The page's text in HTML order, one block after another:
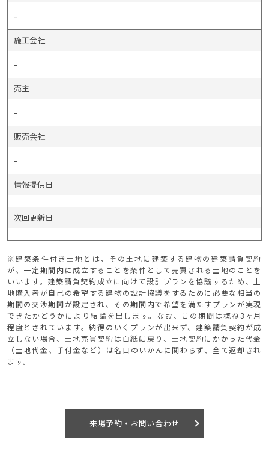
-
施工会社
-
売主
-
販売会社
-
情報提供日
次回更新日
※建築条件付き土地とは、その土地に建築する建物の建築請負契約
が、一定期間内に成立することを条件として売買される土地のことを
いいます。建築請負契約成立に向けて設計プランを協議するため、土
地購入者が自己の希望する建物の設計協議をするために必要な相当の
期間の交渉期間が設定され、その期間内で希望を満たすプランが実現
できたかどうかにより結論を出します。なお、この期間は概ね3ヶ月
程度とされています。納得のいくプランが出来ず、建築請負契約が成
立しない場合、土地売買契約は白紙に戻り、土地契約にかかった代金
（土地代金、手付金など）は名目のいかんに関わらず、全て返却され
ます。
来場予約・お問い合わせ